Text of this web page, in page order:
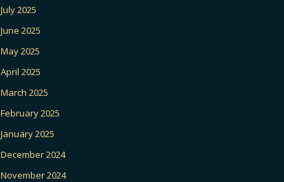
July 2025
June 2025
May 2025
April 2025
March 2025
February 2025
January 2025
December 2024
November 2024